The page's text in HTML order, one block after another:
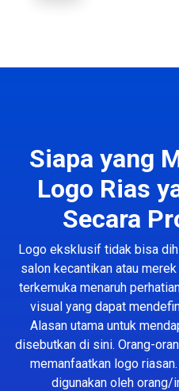
Siapa yang
Logo Rias
Secara
Logo eksklusif tidak bisa
salon kecantikan atau
terkemuka menaruh
visual yang dapat
Alasan utama untuk
disebutkan di sini. Orang-
memanfaatkan logo
digunakan oleh orang/